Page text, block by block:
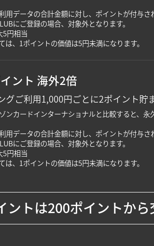
用データの合計金額に対し、ポイントが付与さ
にご登録の場合、対象外となります。
円相当
、1ポイントの価値は5円未満になります。
ント 海外2倍
グご利用1,000円ごとに2ポイント貯
ンカードインターナショナルと比較すると、永
用データの合計金額に対し、ポイントが付与さ
にご登録の場合、対象外となります。
円相当
、1ポイントの価値は5円未満になります。
ントは200ポイントか